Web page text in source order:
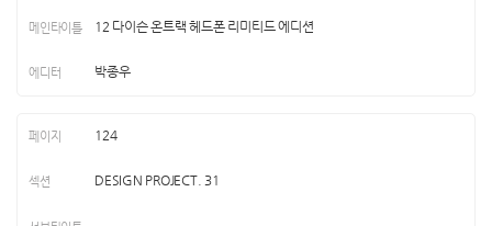
12 다이슨 온트랙 헤드폰 리미티드 에디션
박종우
124
DESIGN PROJECT. 31